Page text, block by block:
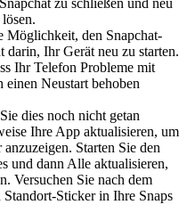
zu schließen und neu
Möglichkeit, den Snapchat-
darin, Ihr Gerät neu zu starten.
Ihr Telefon Probleme mit
einen Neustart behoben
dies noch nicht getan
Ihre App aktualisieren, um
Starten Sie den
und dann Alle aktualisieren,
Versuchen Sie nach dem
Sticker in Ihre Snaps